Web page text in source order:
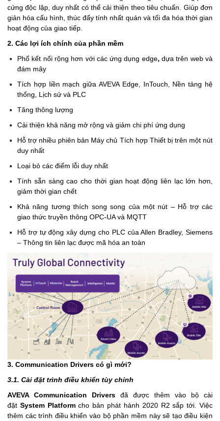
cứng độc lập, duy nhất có thể cải thiện theo tiêu chuẩn. Giúp đơn
giản hóa cấu hình, thúc đẩy tính nhất quán và tối đa hóa thời gian
hoạt động của giao tiếp.
2. Các lợi ích chính của phần mềm
Phổ kết nối rộng hơn với các ứng dụng edge, dựa trên web và
đám mây
Tích hợp liền mạch giữa AVEVA Edge, InTouch, Nền tảng hệ
thống, Lịch sử và PLC
Tăng thông lượng
Cải thiện khả năng mở rộng và giảm chi phí ứng dụng
Hỗ trợ nhiều phiên bản Máy chủ Tích hợp Thiết bị trên một nút
duy nhất
Loại bỏ các điểm lỗi duy nhất
Tính sẵn sàng cao cho thời gian hoạt động liên lạc lớn hơn,
giảm thời gian chết
Khả năng tương thích song song của một nút – Hỗ trợ các
giao thức truyền thông OPC-UA và MQTT
Hỗ trợ tự động xây dựng cho PLC của Allen Bradley, Siemens
– Thông tin liên lạc được mã hóa an toàn
3. Communication Drivers có gì mới?
3.1. Cài đặt trình điều khiển tùy chỉnh
AVEVA Communication Drivers đã được thêm vào bộ cài
đặt System Platformcho bản phát hành 2020 R2 sắp tới. Việc
thêm các trình điều khiển vào bộ phần mềm này sẽ tạo điều kiện